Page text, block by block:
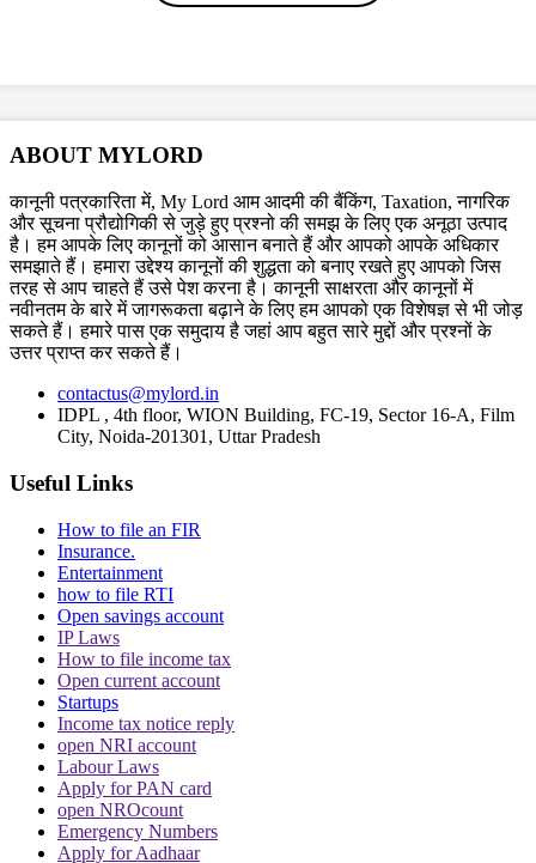
CJI पर जूता फेंकने वाले वकील की बढ़ी मुश्किलें, AG
ने 'अवमानना' की कार्यवाही शुरू करने की इजाजत दी
Delhi HC को बड़ी राहत, कहा- ऑनलाइन प्लेटफॉर्म्स
दिवाली पर Delhi-NCR के लोग फोड़ सकेंगे पटाखें,
इन शर्तों के साथ सुप्रीम कोर्ट ने दी ये इजाजत
ABOUT MYLORD
कानूनी पत्रकारिता में, My Lord आम आदमी की बैंकिंग, Taxation, नागरिक
और सूचना प्रौद्योगिकी से जुड़े हुए प्रश्नो की समझ के लिए एक अनूठा उत्पाद
है। हम आपके लिए कानूनों को आसान बनाते हैं और आपको आपके अधिकार
समझाते हैं। हमारा उद्देश्य कानूनों की शुद्धता को बनाए रखते हुए आपको जिस
तरह से आप चाहते हैं उसे पेश करना है। कानूनी साक्षरता और कानूनों में
नवीनतम के बारे में जागरूकता बढ़ाने के लिए हम आपको एक विशेषज्ञ से भी जोड़
सकते हैं। हमारे पास एक समुदाय है जहां आप बहुत सारे मुद्दों और प्रश्नों के
उत्तर प्राप्त कर सकते हैं।
contactus@mylord.in
IDPL , 4th floor, WION Building, FC-19, Sector 16-A, Film
City, Noida-201301, Uttar Pradesh
Useful Links
How to file an FIR
Insurance.
Entertainment
how to file RTI
Open savings account
IP Laws
How to file income tax
Open current account
Startups
Income tax notice reply
open NRI account
Labour Laws
Apply for PAN card
open NROcount
Emergency Numbers
Apply for Aadhaar